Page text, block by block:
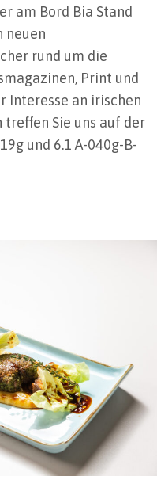
am Bord Bia Stand
neuen
rund um die
Print und
Interesse an irischen
Sie uns auf der
und 6.1 A-040g-B-